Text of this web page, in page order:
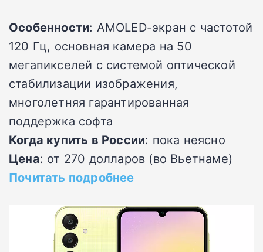
Особенности: AMOLED-экран с частотой
120 Гц, основная камера на 50
мегапикселей с системой оптической
стабилизации изображения,
многолетняя гарантированная
поддержка софта
Когда купить в России: пока неясно
Цена: от 270 долларов (во Вьетнаме)
Почитать подробнее